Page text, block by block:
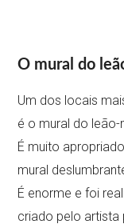
O mural do
Um dos locais
é o mural do leão-
É muito
mural
É enorme e foi
criado pelo artista